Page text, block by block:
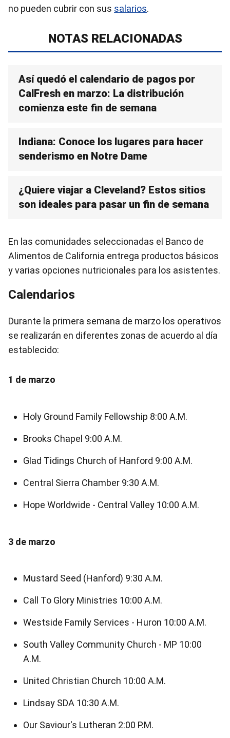
no pueden cubrir con sus salarios.
NOTAS RELACIONADAS
Así quedó el calendario de pagos por
CalFresh en marzo: La distribución
comienza este fin de semana
Indiana: Conoce los lugares para hacer
senderismo en Notre Dame
¿Quiere viajar a Cleveland? Estos sitios
son ideales para pasar un fin de semana
En las comunidades seleccionadas el Banco de
Alimentos de California entrega productos básicos
y varias opciones nutricionales para los asistentes.
Calendarios
Durante la primera semana de marzo los operativos
se realizarán en diferentes zonas de acuerdo al día
establecido:
1 de marzo
Holy Ground Family Fellowship 8:00 A.M.
Brooks Chapel 9:00 A.M.
Glad Tidings Church of Hanford 9:00 A.M.
Central Sierra Chamber 9:30 A.M.
Hope Worldwide - Central Valley 10:00 A.M.
3 de marzo
Mustard Seed (Hanford) 9:30 A.M.
Call To Glory Ministries 10:00 A.M.
Westside Family Services - Huron 10:00 A.M.
South Valley Community Church - MP 10:00
A.M.
United Christian Church 10:00 A.M.
Lindsay SDA 10:30 A.M.
Our Saviour's Lutheran 2:00 P.M.